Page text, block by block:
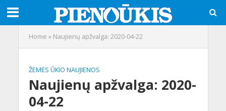
Home » Naujienų apžvalga: 2020-04-22
ŽEMĖS ŪKIO NAUJIENOS
Naujienų apžvalga: 2020-
04-22